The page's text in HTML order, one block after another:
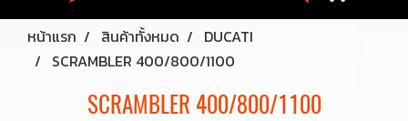
หน้าแรก สินค้าทั้งหมด
DUCATI
SCRAMBLER 400/800/1100
SCRAMBLER 400/800/1100